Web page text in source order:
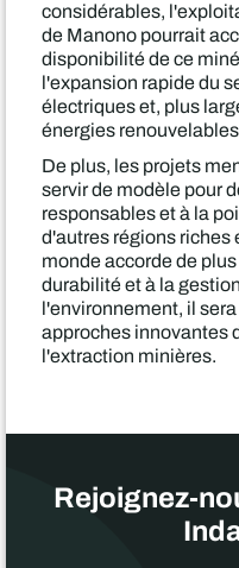
considérables,
de Manono pourrait
disponibilité de ce
l'expansion rapide du
électriques et, plus
énergies
De plus, les projets
servir de modèle pour
responsables et à la
d'autres régions riches
monde accorde de
durabilité et à la
l'environnement, il
approches innovantes
l'extraction minières.
Rejoignez-